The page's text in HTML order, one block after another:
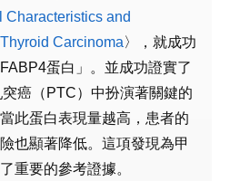
and
Carcinoma〉
，就成功
蛋白」。並成功證實了
癌（PTC）中扮演著關鍵的
此蛋白表現量越高，患者的
也顯著降低。這項發現為甲
重要的參考證據。